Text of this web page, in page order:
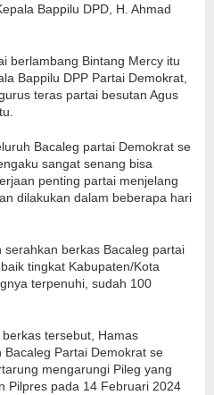
Bappilu DPD, H. Ahmad
berlambang Bintang Mercy itu
Bappilu DPP Partai Demokrat,
teras partai besutan Agus
Bacaleg partai Demokrat se
sangat senang bisa
penting partai menjelang
dilakukan dalam beberapa hari
serahkan berkas Bacaleg partai
tingkat Kabupaten/Kota
terpenuhi, sudah 100
tersebut, Hamas
Partai Demokrat se
mengarungi Pileg yang
Pilpres pada 14 Februari 2024